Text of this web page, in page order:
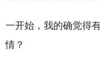
一开始，我的确觉得
情？